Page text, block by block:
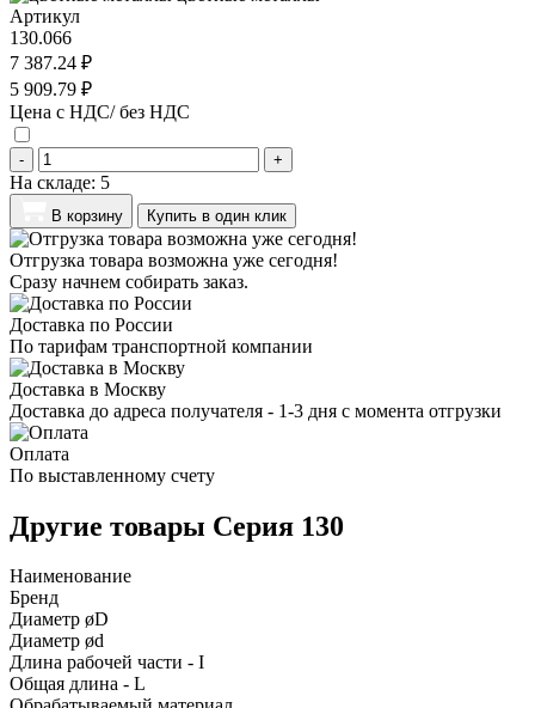
Артикул
130.066
7 387.24 ₽
5 909.79 ₽
Цена с НДС/ без НДС
- +
На складе: 5
В корзину Купить в один клик
Отгрузка товара возможна уже сегодня!
Сразу начнем собирать заказ.
Доставка по России
По тарифам транспортной компании
Доставка в Москву
Доставка до адреса получателя - 1-3 дня с момента отгрузки
Оплата
По выставленному счету
Другие товары Серия 130
Наименование
Бренд
Диаметр øD
Диаметр ød
Длина рабочей части - I
Общая длина - L